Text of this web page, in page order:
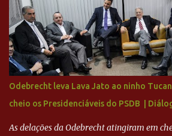
investimentos no departamento de futebol.
para a recuperação do Cruzeiro, o aporte
Ronaldo sendo solidário à dívida de R$ 1
mais o peso que o ex-atacante tem no
sua história na Raposa, pesaram para que
camisas 9 acertasse a compra do clube.
ADVOGADO DO CRUZEIRO NA SAF
CRUZEIRO - RONALDO COMPROU 90%
Odebrecht leva Lava Jato ao ninho
cheio os Presidenciáveis do PSDB |
As delações da Odebrecht atingiram em